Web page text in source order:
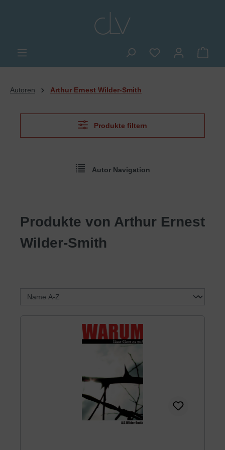
Du hast 0
Autoren Arthur Ernest Wilder-Smith
Produkte filtern
Autor Navigation
Produkte von Arthur Ernest
Wilder-Smith